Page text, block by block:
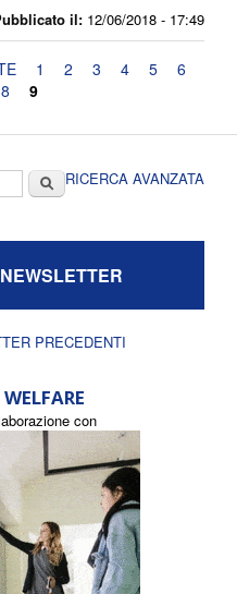
il: 12/06/2018 - 17:49
1 2 3 4 5
6
8 9
CercaRICERCA AVANZATA
PRECEDENTI
con